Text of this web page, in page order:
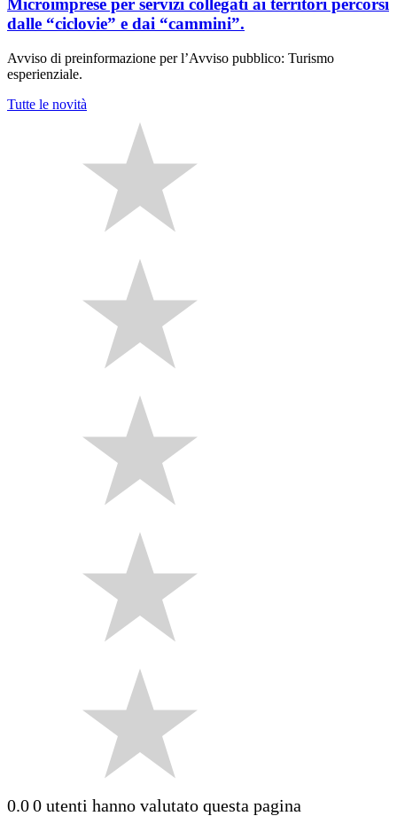
Microimprese per servizi collegati ai territori percorsi
dalle “ciclovie” e dai “cammini”.
Avviso di preinformazione per l’Avviso pubblico: Turismo
esperienziale.
Tutte le novità
0.00 utenti hanno valutato questa pagina